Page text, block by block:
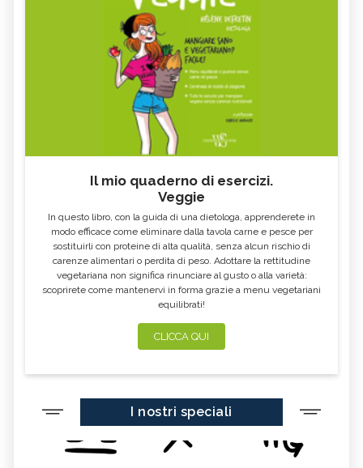
Il mio quaderno di esercizi.
Veggie
In questo libro, con la guida di una dietologa, apprenderete in
modo efficace come eliminare dalla tavola carne e pesce per
sostituirli con proteine di alta qualità, senza alcun rischio di
carenze alimentari o perdita di peso. Adottare la rettitudine
vegetariana non significa rinunciare al gusto o alla varietà:
scoprirete come mantenervi in forma grazie a menu vegetariani
equilibrati!
CLICCA QUI
I nostri speciali